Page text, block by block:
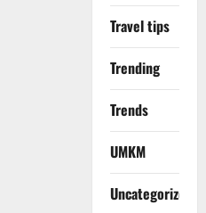
Travel tips
Trending
Trends
UMKM
Uncategorized